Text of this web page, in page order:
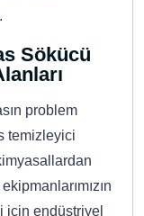
Sökücü
problem
temizleyici
için endüstriyel